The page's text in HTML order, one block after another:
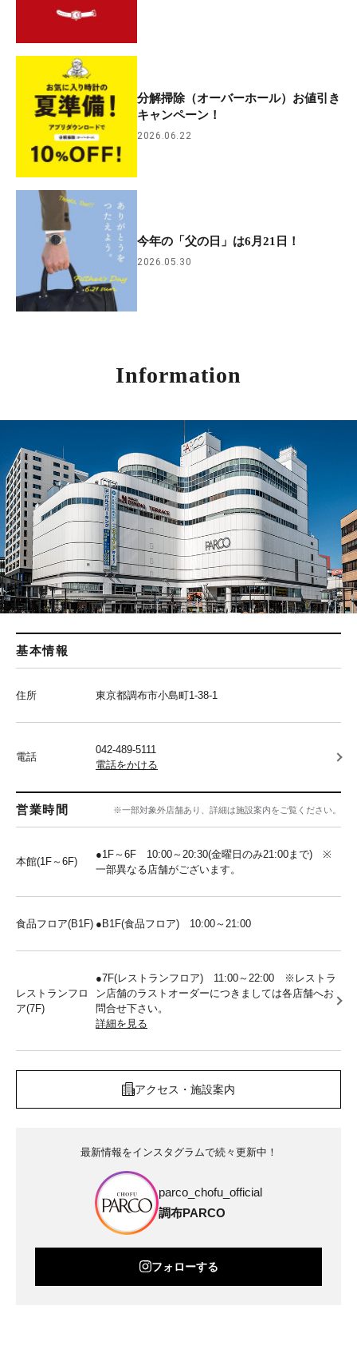
分解掃除（オーバーホール）お値引き
キャンペーン！
2026.06.22
今年の「父の日」は6月21日！
2026.05.30
Information
基本情報
住所 東京都調布市小島町1-38-1
電話
042-489-5111
電話をかける
営業時間 ※一部対象外店舗あり、詳細は施設案内をご覧ください。
本館(1F～6F)
●1F～6F 10:00～20:30(金曜日のみ21:00まで) ※
一部異なる店舗がございます。
食品フロア(B1F) ●B1F(食品フロア) 10:00～21:00
レストランフロ
ア(7F)
●7F(レストランフロア) 11:00～22:00 ※レストラ
ン店舗のラストオーダーにつきましては各店舗へお
問合せ下さい。
詳細を見る
アクセス・施設案内
最新情報をインスタグラムで続々更新中！
parco_chofu_official
調布PARCO
フォローする